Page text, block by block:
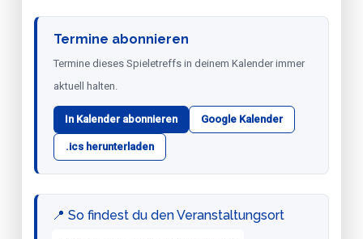
Termine abonnieren
Termine dieses Spieletreffs in deinem Kalender immer
aktuell halten.
In Kalender abonnieren Google Kalender
.ics herunterladen
📍 So findest du den Veranstaltungsort